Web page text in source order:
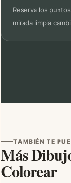
Reserva los
mirada limpia
TAMBIÉN TE
Más
Colorear